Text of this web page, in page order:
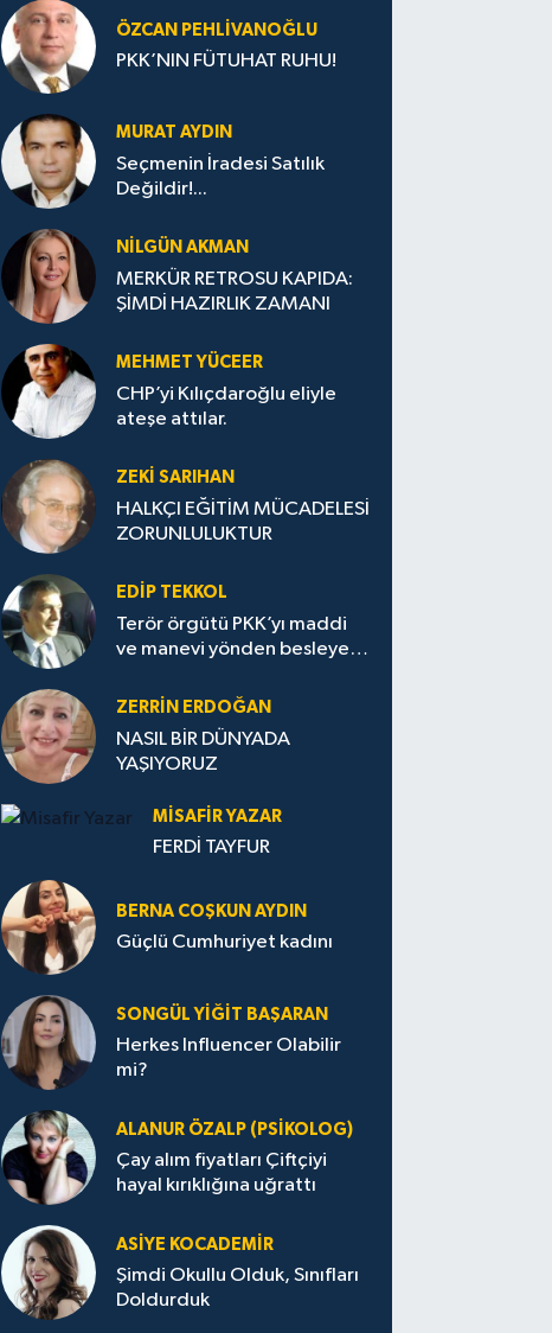
ÖZCAN PEHLIVANOĞLU
PKK’NIN FÜTUHAT RUHU!
MURAT AYDIN
Seçmenin İradesi Satılık
Değildir!...
NILGÜN AKMAN
MERKÜR RETROSU KAPIDA:
ŞİMDİ HAZIRLIK ZAMANI
MEHMET YÜCEER
CHP’yi Kılıçdaroğlu eliyle
ateşe attılar.
ZEKI SARIHAN
HALKÇI EĞİTİM MÜCADELESİ
ZORUNLULUKTUR
EDIP TEKKOL
Terör örgütü PKK’yı maddi
ve manevi yönden besleyen
ZERRIN ERDOĞAN
NASIL BİR DÜNYADA
YAŞIYORUZ
MISAFIR YAZAR
FERDİ TAYFUR
BERNA COŞKUN AYDIN
Güçlü Cumhuriyet kadını
SONGÜL YIĞIT BAŞARAN
Herkes Influencer Olabilir
mi?
ALANUR ÖZALP (PSIKOLOG)
Çay alım fiyatları Çiftçiyi
hayal kırıklığına uğrattı
ASIYE KOCADEMİR
Şimdi Okullu Olduk, Sınıfları
Doldurduk